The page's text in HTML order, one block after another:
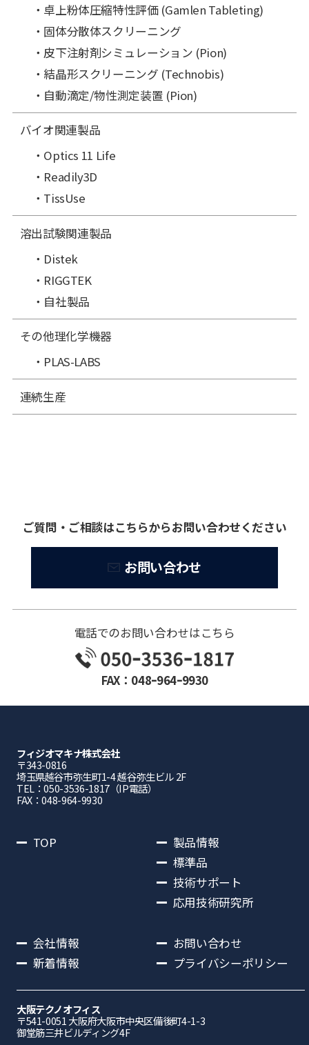
卓上粉体圧縮特性評価 (Gamlen Tableting)
固体分散体スクリーニング
皮下注射剤シミュレーション (Pion)
結晶形スクリーニング (Technobis)
自動滴定/物性測定装置 (Pion)
バイオ関連製品
Optics 11 Life
Readily3D
TissUse
溶出試験関連製品
Distek
RIGGTEK
自社製品
その他理化学機器
PLAS-LABS
連続生産
ご質問・ご相談はこちらからお問い合わせください
お問い合わせ
電話でのお問い合わせはこちら
FAX：048ｰ964ｰ9930
フィジオマキナ株式会社
〒343-0816
埼⽟県越⾕市弥⽣町1-4 越⾕弥⽣ビル 2F
TEL：050-3536-1817（IP電話）
FAX：048-964-9930
TOP
製品情報
標準品
技術サポート
応用技術研究所
会社情報
新着情報
お問い合わせ
プライバシーポリシー
大阪テクノオフィス
〒541-0051 ⼤阪府⼤阪市中央区備後町4-1-3
御堂筋三井ビルディング4F